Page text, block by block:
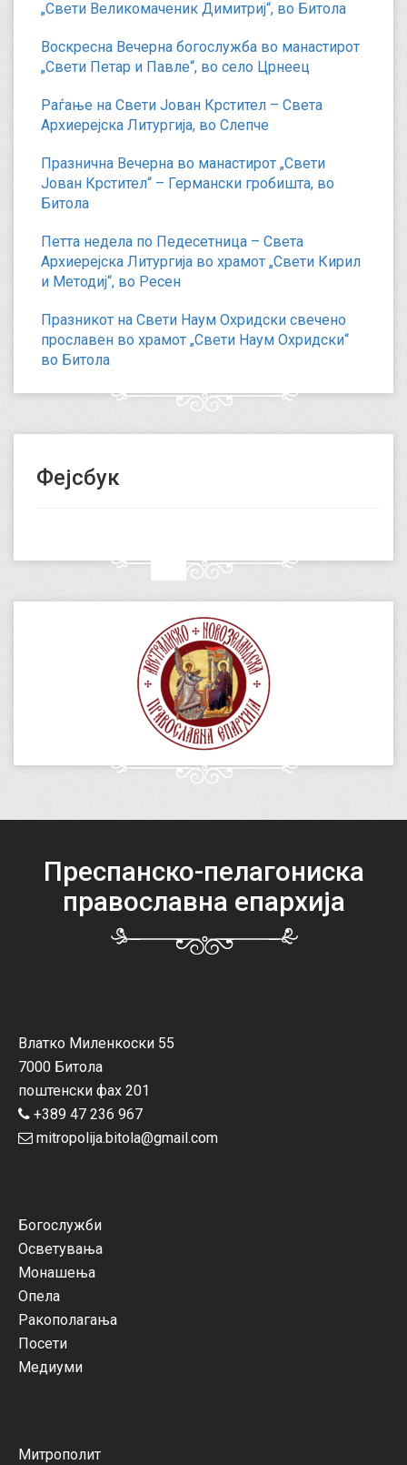
„Свети Великомаченик Димитриј“, во Битола
Воскресна Вечерна богослужба во манастирот
„Свети Петар и Павле“, во село Црнеец
Раѓање на Свети Јован Крстител – Света
Архиерејска Литургија, во Слепче
Празнична Вечерна во манастирот „Свети
Јован Крстител“ – Германски гробишта, во
Битола
Петта недела по Педесетница – Света
Архиерејска Литургија во храмот „Свети Кирил
и Методиј“, во Ресен
Празникот на Свети Наум Охридски свечено
прославен во храмот „Свети Наум Охридски“
во Битола
Фејсбук
Преспанско-пелагониска
православна епархија
Влатко Миленкоски 55
7000 Битола
поштенски фах 201
+389 47 236 967
mitropolija.bitola@gmail.com
Богослужби
Осветувања
Монашења
Опела
Ракополагања
Посети
Медиуми
Митрополит